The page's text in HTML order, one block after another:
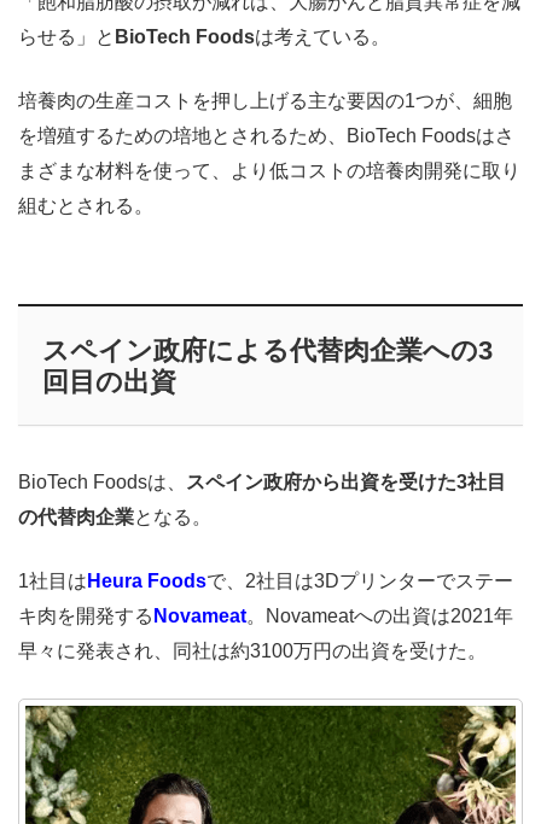
らせる」と BioTech Foodsは考えている。
培養肉の生産コストを押し上げる主な要因の1つが、細胞
を増殖するための培地とされるため、BioTech Foodsはさ
まざまな材料を使って、より低コストの培養肉開発に取り
組むとされる。
スペイン政府による代替肉企業への3
回目の出資
BioTech Foodsは、 スペイン政府から出資を受けた3社目
の代替肉企業となる。
1社目は Heura Foodsで、2社目は3Dプリンターでステー
キ肉を開発する Novameat。Novameatへの出資は2021年
早々に発表され、同社は約3100万円の出資を受けた。